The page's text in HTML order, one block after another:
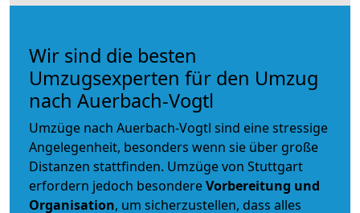
Wir sind die besten
Umzugsexperten für den Umzug
nach Auerbach-Vogtl
Umzüge nach Auerbach-Vogtl sind eine stressige
Angelegenheit, besonders wenn sie über große
Distanzen stattfinden. Umzüge von Stuttgart
erfordern jedoch besondereVorbereitung und
Organisation, um sicherzustellen, dass alles